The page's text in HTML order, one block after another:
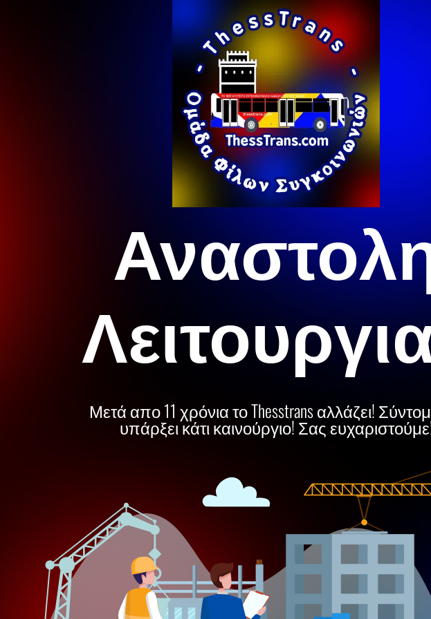
Μετά απο 11 χρόνια το Thesstrans αλλάζει!
υπάρξει κάτι καινούργιο! Σας